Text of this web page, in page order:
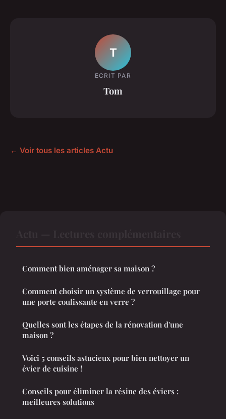
T
ECRIT PAR
Tom
← Voir tous les articles Actu
Comment bien aménager sa maison ?
Comment choisir un système de verrouillage pour
une porte coulissante en verre ?
Quelles sont les étapes de la rénovation d'une
maison ?
Voici 5 conseils astucieux pour bien nettoyer un
évier de cuisine !
Conseils pour éliminer la résine des éviers :
meilleures solutions